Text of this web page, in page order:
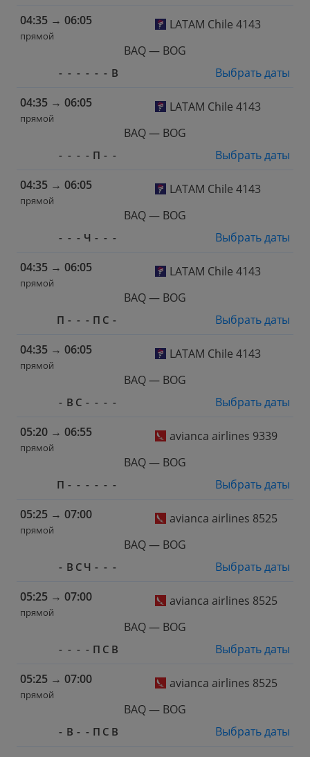
04:35 → 06:05
прямой
LATAM Chile 4143
BAQ — BOG
- - - - - - В
Выбрать даты
04:35 → 06:05
прямой
LATAM Chile 4143
BAQ — BOG
- - - - П - -
Выбрать даты
04:35 → 06:05
прямой
LATAM Chile 4143
BAQ — BOG
- - - Ч - - -
Выбрать даты
04:35 → 06:05
прямой
LATAM Chile 4143
BAQ — BOG
П - - - П С -
Выбрать даты
04:35 → 06:05
прямой
LATAM Chile 4143
BAQ — BOG
- В С - - - -
Выбрать даты
05:20 → 06:55
прямой
avianca airlines 9339
BAQ — BOG
П - - - - - -
Выбрать даты
05:25 → 07:00
прямой
avianca airlines 8525
BAQ — BOG
- В С Ч - - -
Выбрать даты
05:25 → 07:00
прямой
avianca airlines 8525
BAQ — BOG
- - - - П С В
Выбрать даты
05:25 → 07:00
прямой
avianca airlines 8525
BAQ — BOG
- В - - П С В
Выбрать даты